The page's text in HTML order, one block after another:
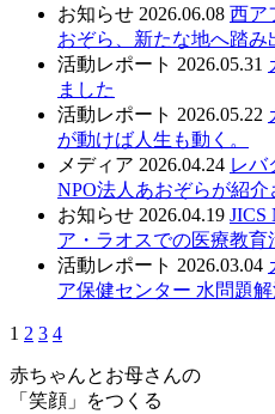
お知らせ 2026.06.08 西ア
おぞら、新たな地へ踏み
活動レポート 2026.05.31
ました
活動レポート 2026.05.22
が動けば人生も動く。
メディア 2026.04.24 レバ
NPO法人あおぞらが紹介
お知らせ 2026.04.19 JICS
ア・ラオスでの医療教
活動レポート 2026.03.04
ア保健センター 水問題
1 2 3 4
赤ちゃんとお母さんの
「笑顔」をつくる